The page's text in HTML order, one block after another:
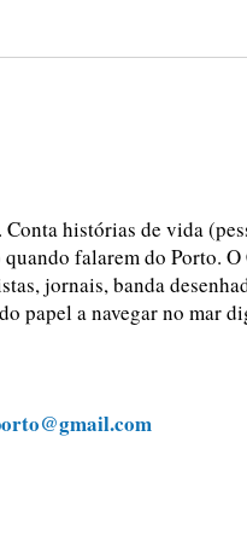
histórias de vida
falarem do Porto.
jornais, banda
papel a navegar no mar